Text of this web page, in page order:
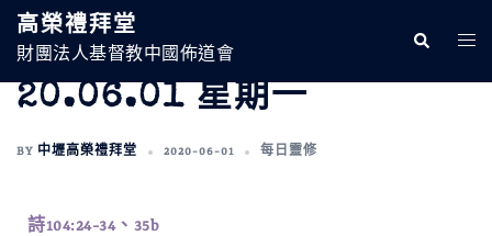
高榮禮拜堂
財團法人基督教中國佈道會
20.06.01 星期一
BY 中壢高榮禮拜堂 2020-06-01 每日靈修
詩104:24-34、35b